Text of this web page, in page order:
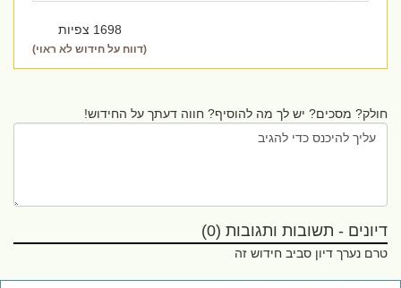
1698 צפיות
(דווח על חידוש לא ראוי)
חולק? מסכים? יש לך מה להוסיף? חווה דעתך על החידוש!
דיונים - תשובות ותגובות (0)
טרם נערך דיון סביב חידוש זה